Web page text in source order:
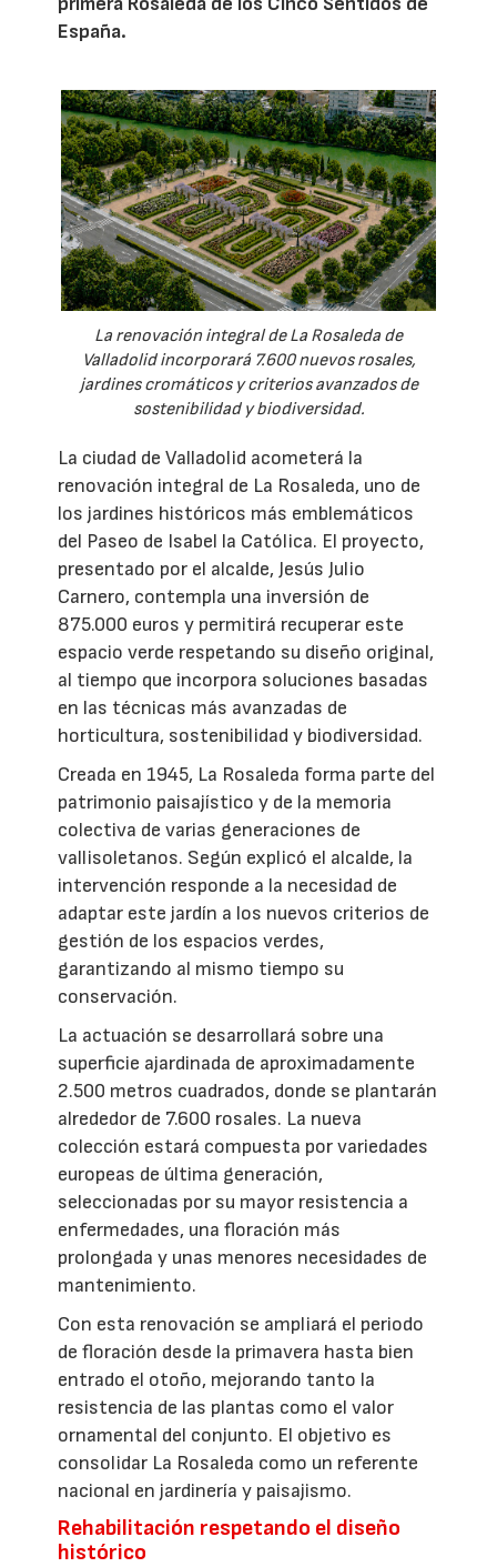
España.
La renovación integral de La Rosaleda de
Valladolid incorporará 7.600 nuevos rosales,
jardines cromáticos y criterios avanzados de
sostenibilidad y biodiversidad.
La ciudad de Valladolid acometerá la
renovación integral de La Rosaleda, uno de
los jardines históricos más emblemáticos
del Paseo de Isabel la Católica. El proyecto,
presentado por el alcalde, Jesús Julio
Carnero, contempla una inversión de
875.000 euros y permitirá recuperar este
espacio verde respetando su diseño original,
al tiempo que incorpora soluciones basadas
en las técnicas más avanzadas de
horticultura, sostenibilidad y biodiversidad.
Creada en 1945, La Rosaleda forma parte del
patrimonio paisajístico y de la memoria
colectiva de varias generaciones de
vallisoletanos. Según explicó el alcalde, la
intervención responde a la necesidad de
adaptar este jardín a los nuevos criterios de
gestión de los espacios verdes,
garantizando al mismo tiempo su
conservación.
La actuación se desarrollará sobre una
superficie ajardinada de aproximadamente
2.500 metros cuadrados, donde se plantarán
alrededor de 7.600 rosales. La nueva
colección estará compuesta por variedades
europeas de última generación,
seleccionadas por su mayor resistencia a
enfermedades, una floración más
prolongada y unas menores necesidades de
mantenimiento.
Con esta renovación se ampliará el periodo
de floración desde la primavera hasta bien
entrado el otoño, mejorando tanto la
resistencia de las plantas como el valor
ornamental del conjunto. El objetivo es
consolidar La Rosaleda como un referente
nacional en jardinería y paisajismo.
Rehabilitación respetando el diseño
histórico